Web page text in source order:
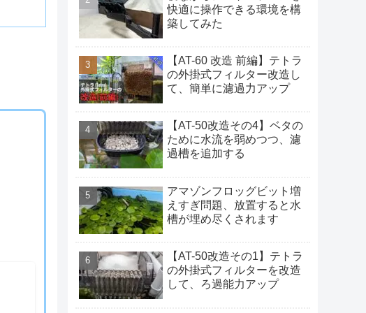
快適に操作できる環境を構
築してみた
【AT-60 改造 前編】テトラ
の外掛式フィルター改造し
て、簡単に濾過力アップ
【AT-50改造その4】ベタの
ために水流を弱めつつ、濾
過槽を追加する
アマゾンフロッグビット増
えすぎ問題、放置すると水
槽が埋め尽くされます
【AT-50改造その1】テトラ
の外掛式フィルターを改造
して、ろ過能力アップ